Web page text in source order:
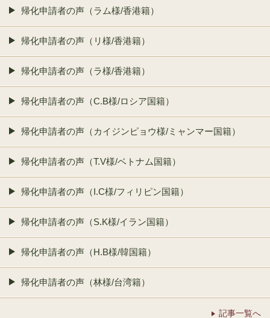
帰化申請者の声（ラム様/香港籍）
帰化申請者の声（リ様/香港籍）
帰化申請者の声（ラ様/香港籍）
帰化申請者の声（C.B様/ロシア国籍）
帰化申請者の声（カイジンピョウ様/ミャンマー国籍）
帰化申請者の声（T.V様/ベトナム国籍）
帰化申請者の声（I.C様/フィリピン国籍）
帰化申請者の声（S.K様/イラン国籍）
帰化申請者の声（H.B様/韓国籍）
帰化申請者の声（林様/台湾籍）
記事一覧へ